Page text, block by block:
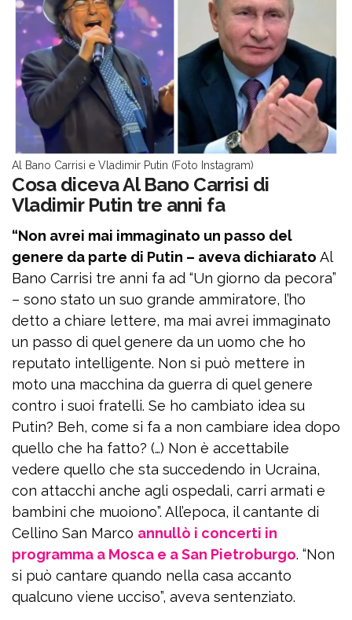
Al Bano Carrisi e Vladimir Putin (Foto Instagram)
Cosa diceva Al Bano Carrisi di
Vladimir Putin tre anni fa
“Non avrei mai immaginato un passo del
genere da parte di Putin – aveva dichiarato Al
Bano Carrisi tre anni fa ad “Un giorno da pecora”
– sono stato un suo grande ammiratore, l’ho
detto a chiare lettere, ma mai avrei immaginato
un passo di quel genere da un uomo che ho
reputato intelligente. Non si può mettere in
moto una macchina da guerra di quel genere
contro i suoi fratelli. Se ho cambiato idea su
Putin? Beh, come si fa a non cambiare idea dopo
quello che ha fatto? (…) Non è accettabile
vedere quello che sta succedendo in Ucraina,
con attacchi anche agli ospedali, carri armati e
bambini che muoiono”. All’epoca, il cantante di
Cellino San Marco annullò i concerti in
programma a Mosca e a San Pietroburgo. “Non
si può cantare quando nella casa accanto
qualcuno viene ucciso”, aveva sentenziato.